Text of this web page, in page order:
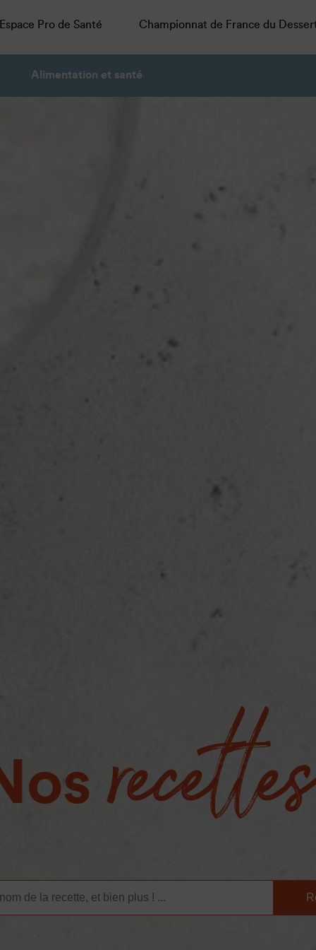
Pro de Santé Championnat de France du
Alimentation et santé